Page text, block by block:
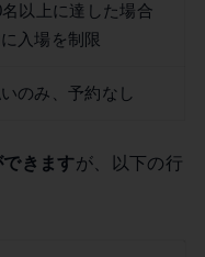
以上に達した場合
入場を制限
のみ、予約なし
きますが、以下の行